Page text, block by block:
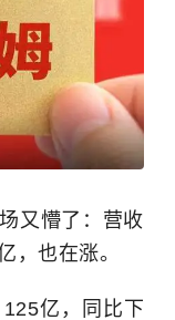
又懵了：营收
，也在涨。
亿，同比下